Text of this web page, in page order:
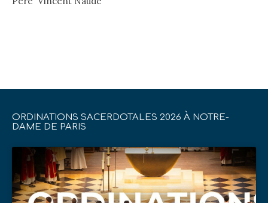
ORDINATIONS SACERDOTALES 2026 À NOTRE-
DAME DE PARIS